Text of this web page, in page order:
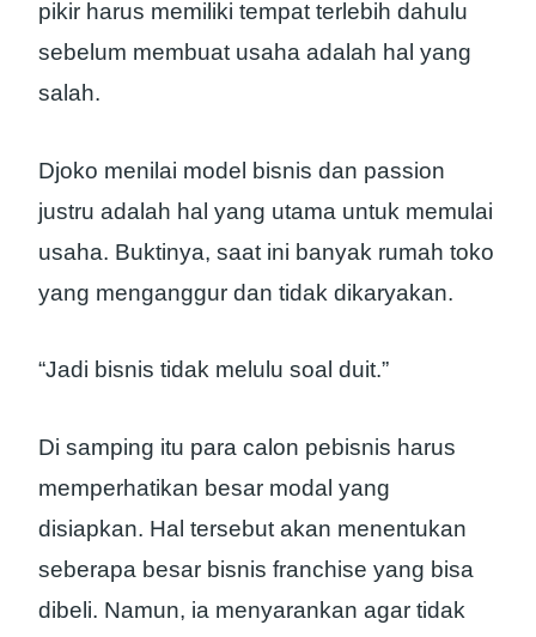
pikir harus memiliki tempat terlebih dahulu
sebelum membuat usaha adalah hal yang
salah.
Djoko menilai model bisnis dan passion
justru adalah hal yang utama untuk memulai
usaha. Buktinya, saat ini banyak rumah toko
yang menganggur dan tidak dikaryakan.
“Jadi bisnis tidak melulu soal duit.”
Di samping itu para calon pebisnis harus
memperhatikan besar modal yang
disiapkan. Hal tersebut akan menentukan
seberapa besar bisnis franchise yang bisa
dibeli. Namun, ia menyarankan agar tidak